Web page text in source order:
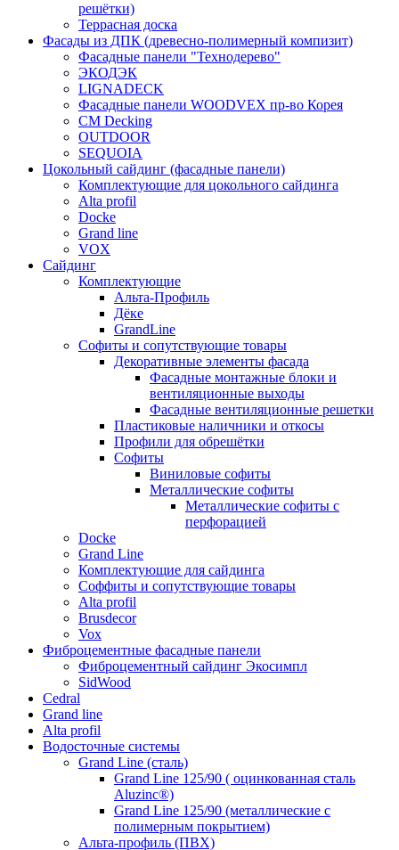
решётки)
Террасная доска
Фасады из ДПК (древесно-полимерный компизит)
Фасадные панели "Технодерево"
ЭКОДЭК
LIGNADECK
Фасадные панели WOODVEX пр-во Корея
CM Decking
OUTDOOR
SEQUOIA
Цокольный сайдинг (фасадные панели)
Комплектующие для цокольного сайдинга
Alta profil
Docke
Grand line
VOX
Сайдинг
Комплектующие
Альта-Профиль
Дёке
GrandLine
Софиты и сопутствующие товары
Декоративные элементы фасада
Фасадные монтажные блоки и
вентиляционные выходы
Фасадные вентиляционные решетки
Пластиковые наличники и откосы
Профили для обрешётки
Софиты
Виниловые софиты
Металлические софиты
Металлические софиты с
перфорацией
Docke
Grand Line
Комплектующие для сайдинга
Соффиты и сопутствующие товары
Alta profil
Brusdecor
Vox
Фиброцементные фасадные панели
Фиброцементный сайдинг Экосимпл
SidWood
Cedral
Grand line
Аlta profil
Водосточные системы
Grand Line (сталь)
Grand Line 125/90 ( оцинкованная сталь
Aluzinc®)
Grand Line 125/90 (металлические с
полимерным покрытием)
Альта-профиль (ПВХ)